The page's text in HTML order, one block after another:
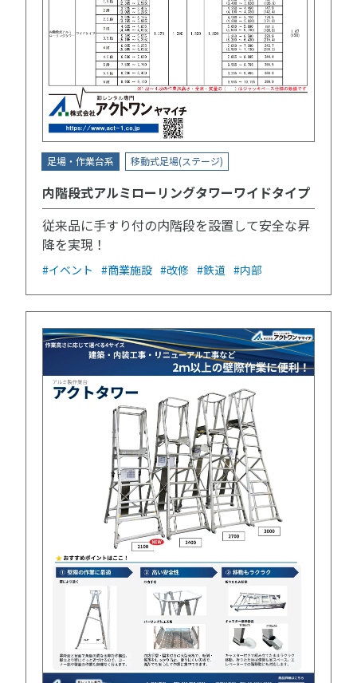
足場・作業台系 移動式足場(ステージ)
内階段式アルミローリングタワーワイドタイプ
従来品に手すり付の内階段を設置して安全な昇
降を実現！
#イベント #商業施設 #改修 #鉄道 #内部